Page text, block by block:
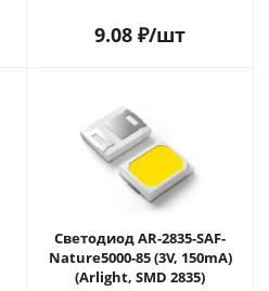
9.08 ₽/шт
Светодиод AR-2835-SAF-
Nature5000-85 (3V, 150mA)
(Arlight, SMD 2835)